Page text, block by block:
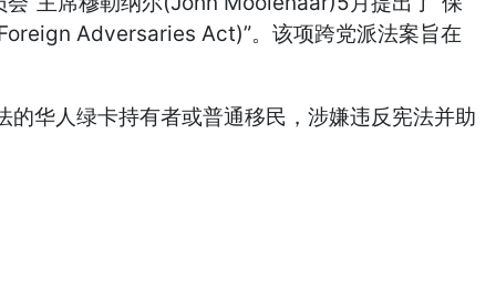
Adversaries Act)”。该项跨党派法案旨在
华人绿卡持有者或普通移民，涉嫌违反宪法并助